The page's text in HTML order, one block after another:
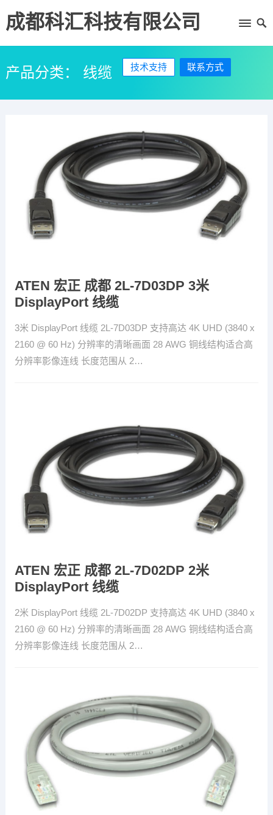
成都科汇科技有限公司
技术支持 联系方式
产品分类： 线缆
ATEN 宏正 成都 2L-7D03DP 3米
DisplayPort 线缆
3米 DisplayPort 线缆 2L-7D03DP 支持高达 4K UHD (3840 x
2160 @ 60 Hz) 分辨率的清晰画面 28 AWG 铜线结构适合高
分辨率影像连线 长度范围从 2…
ATEN 宏正 成都 2L-7D02DP 2米
DisplayPort 线缆
2米 DisplayPort 线缆 2L-7D02DP 支持高达 4K UHD (3840 x
2160 @ 60 Hz) 分辨率的清晰画面 28 AWG 铜线结构适合高
分辨率影像连线 长度范围从 2…